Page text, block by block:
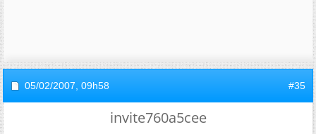
05/02/2007, 09h58 #35
invite760a5cee